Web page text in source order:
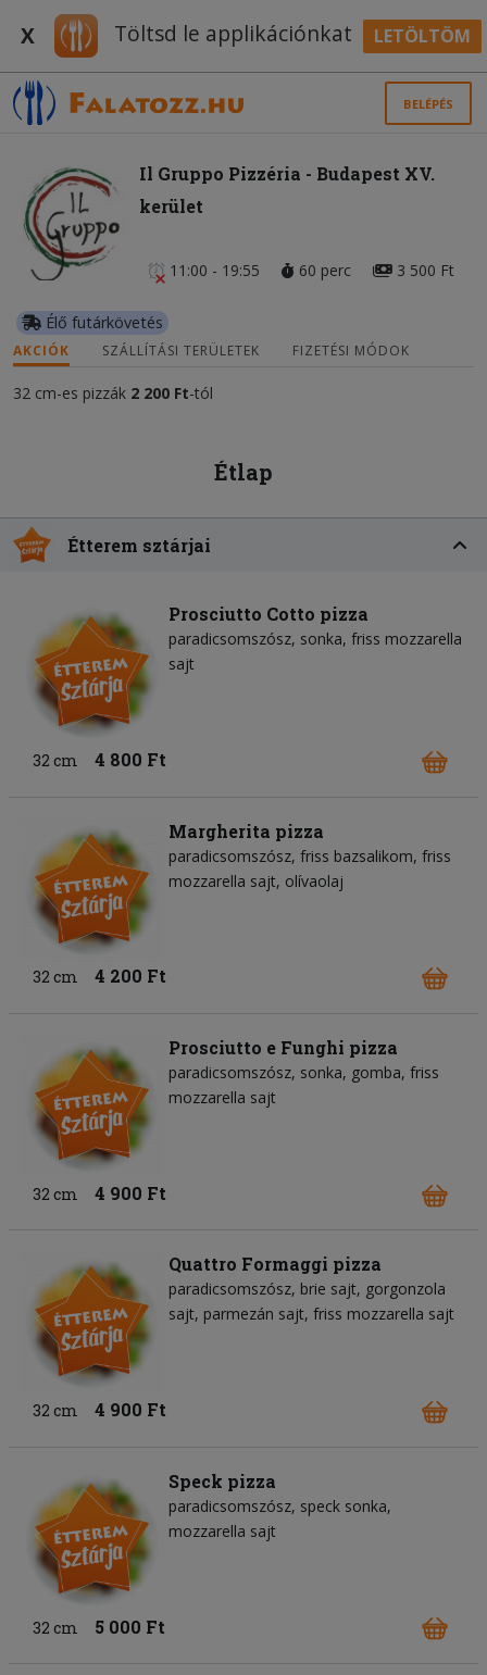
X Töltsd le applikációnkat LETÖLTÖM
BELÉPÉS
Il Gruppo Pizzéria - Budapest XV.
kerület
11:00 - 19:55 60 perc 3 500 Ft
Élő futárkövetés
AKCIÓK SZÁLLÍTÁSI TERÜLETEK FIZETÉSI MÓDOK
32 cm-es pizzák 2 200 Ft-tól
Étlap
Étterem sztárjai
Prosciutto Cotto pizza
paradicsomszósz sonka friss mozzarella
sajt
32 cm 4 800 Ft
Margherita pizza
paradicsomszósz friss bazsalikom friss
mozzarella sajt olívaolaj
32 cm 4 200 Ft
Prosciutto e Funghi pizza
paradicsomszósz sonka gomba friss
mozzarella sajt
32 cm 4 900 Ft
Quattro Formaggi pizza
paradicsomszósz brie sajt gorgonzola
sajt parmezán sajt friss mozzarella sajt
32 cm 4 900 Ft
Speck pizza
paradicsomszósz speck sonka
mozzarella sajt
32 cm 5 000 Ft